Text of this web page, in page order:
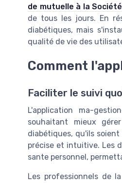
de mutuelle à la
de tous les jours. En
diabétiques, mais
qualité de vie des
Comment
Faciliter le suivi
L'application ma-
souhaitant mieux
diabétiques, qu'ils
précise et intuitive. Les
sante personnel,
Les professionnels de